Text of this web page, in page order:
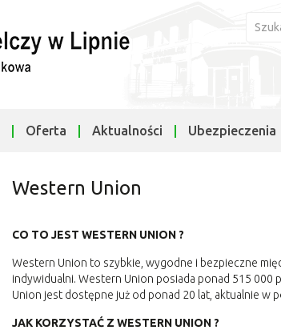
Oferta Aktualności Ubezpieczenia
Western Union
CO TO JEST WESTERN UNION ?
Western Union to szybkie, wygodne i bezpieczne
indywidualni. Western Union posiada ponad 515 000
Union jest dostępne już od ponad 20 lat, aktualnie w
JAK KORZYSTAĆ Z WESTERN UNION ?